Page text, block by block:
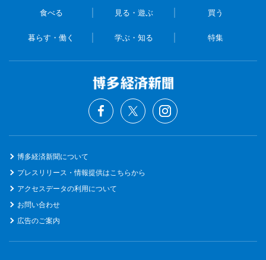
食べる 見る・遊ぶ 買う
暮らす・働く 学ぶ・知る 特集
博多経済新聞について
プレスリリース・情報提供はこちらから
アクセスデータの利用について
お問い合わせ
広告のご案内